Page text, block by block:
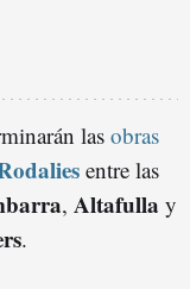
las obras
entre las
, Altafulla y
.